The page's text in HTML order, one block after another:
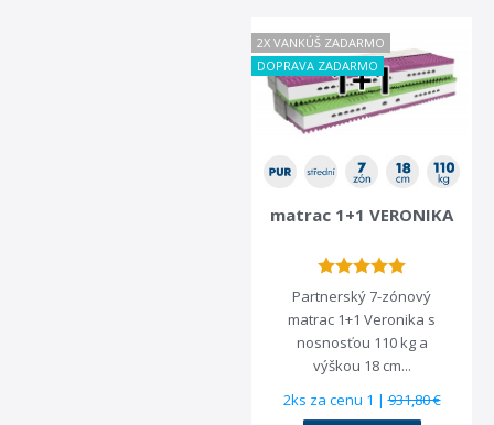
2X VANKÚŠ ZADARMO
DOPRAVA ZADARMO
matrac 1+1 VERONIKA
Partnerský 7-zónový
matrac 1+1 Veronika s
nosnosťou 110 kg a
výškou 18 cm...
2ks za cenu 1 |931,80 €